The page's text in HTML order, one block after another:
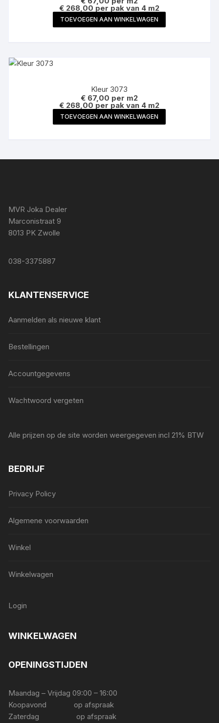
€ 268,00 per pak van 4 m2
TOEVOEGEN AAN WINKELWAGEN
Kleur 3073
€ 67,00 per m2
€ 268,00 per pak van 4 m2
TOEVOEGEN AAN WINKELWAGEN
MVR Joka Dealer
Marconistraat 9
8013 PK Zwolle
038-3375887
KLANTENSERVICE
Aanmelden als nieuwe klant
Bestellingen
Accountgegevens
Wachtwoord vergeten
Alle prijzen op de site worden weergegeven incl 21% BTW
BEDRIJF
Privacy Policy
Algemene voorwaarden
Winkel
Winkelwagen
Login
WINKELWAGEN
OPENINGSTIJDEN
Maandag – Vrijdag 09:00 – 16:00
Koopavond op afspraak
Zaterdag op afspraak